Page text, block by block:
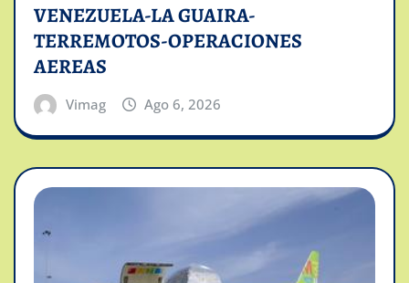
VENEZUELA-LA GUAIRA-
TERREMOTOS-OPERACIONES
AEREAS
Vimag Ago 6, 2026